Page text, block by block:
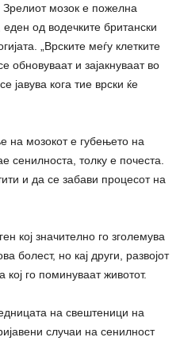
мозок е пожелна
од водечките британски
„Врските меѓу клетките
обновуваат и зајакнуваат во
јавува кога тие врски ќе
на мозокот е губењето на
сенилноста, толку е почеста.
и да се забави процесот на
кој значително го зголемува
болест, но кај други, развојот
го поминуваат животот.
на свештеници на
случаи на сенилност